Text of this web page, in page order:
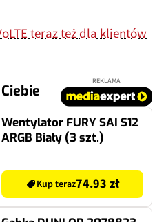
teraz też dla klientów
REKLAMA
Wentylator FURY SAI S12
ARGB Biały (3 szt.)
Kup teraz74.93 zł